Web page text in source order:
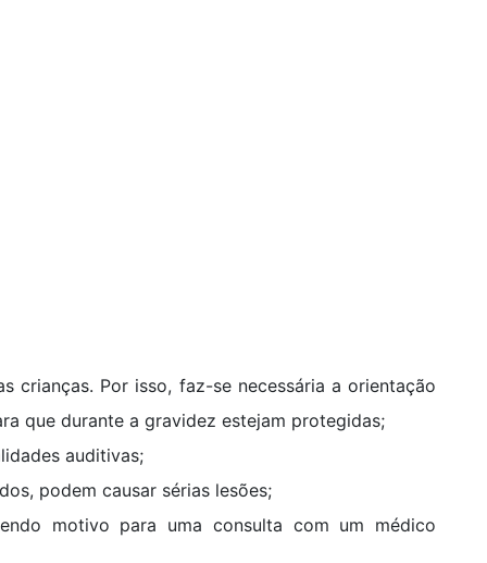
crianças. Por isso, faz-se necessária a orientação
que durante a gravidez estejam protegidas;
auditivas;
podem causar sérias lesões;
motivo para uma consulta com um médico